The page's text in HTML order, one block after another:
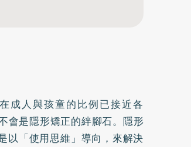
成人與孩童的比例已接近各
會是隱形矯正的絆腳石。隱形
以「使用思維」導向，來解決